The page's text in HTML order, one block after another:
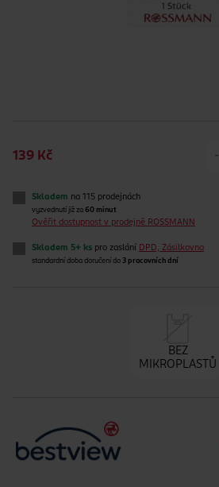
139 Kč -
Skladem na 115 prodejnách
vyzvednutí již za 60 minut
Ověřit dostupnost v prodejně ROSSMANN
Skladem 5+ ks pro zaslání DPD, Zásilkovna
standardní doba doručení do 3 pracovních dní
BEZ
MIKROPLASTŮ